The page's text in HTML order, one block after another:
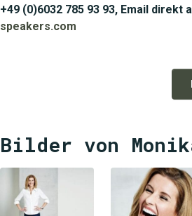
+49 (0)6032 785 93 93, Email direkt
speakers.com
Bilder von